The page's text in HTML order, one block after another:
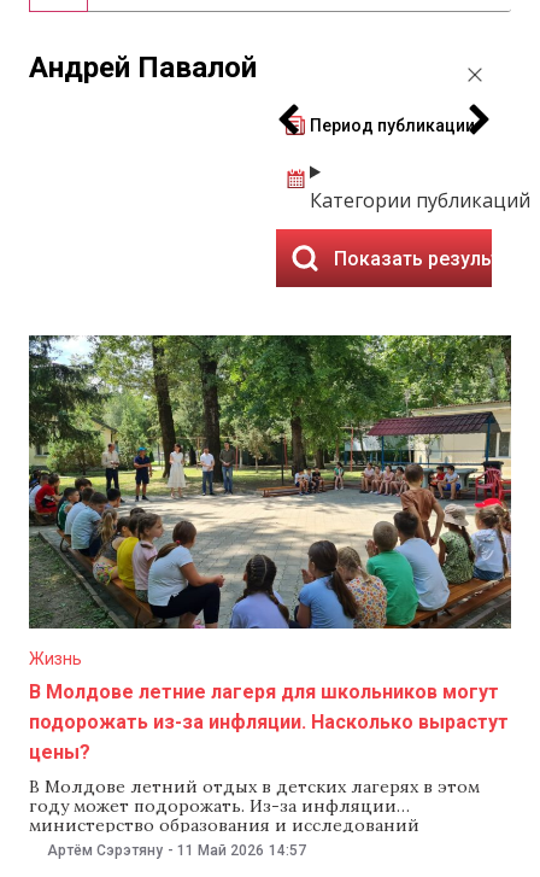
Андрей Павалой
Период публикации
Категории публикаций
Показать результаты
Жизнь
В Молдове летние лагеря для школьников могут
подорожать из-за инфляции. Насколько вырастут
цены?
В Молдове летний отдых в детских лагерях в этом
году может подорожать. Из-за инфляции
министерство образования и исследований
предлагает повысить тарифы на путевки в детские
лагеря примерно на 4,7%. При этом власти обещают,
Артём Сэрэтяну - 11 Май 2026 14:57